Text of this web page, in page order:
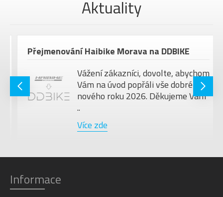
130 kg
Barva
Pop Green
Aktuality
Přejmenování Haibike Morava na DDBIKE
Vážení zákazníci, dovolte, abychom
Vám na úvod popřáli vše dobré do
nového roku 2026. Děkujeme Vám
Více zde
Informace